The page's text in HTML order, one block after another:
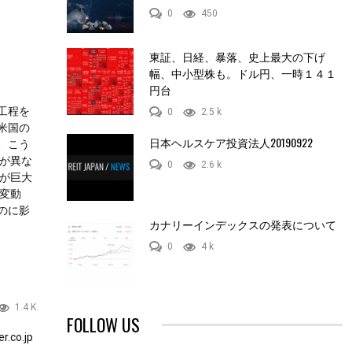
程を
国の
こう
異な
巨大
動
に影
1.4 K
0 450
東証、日経、暴落、史上最大の下げ
幅、中小型株も。ドル円、一時１４１
円台
0 2.5 k
日本ヘルスケア投資法人20190922
0 2.6 k
カナリーインデックスの発表について
0 4 k
FOLLOW US